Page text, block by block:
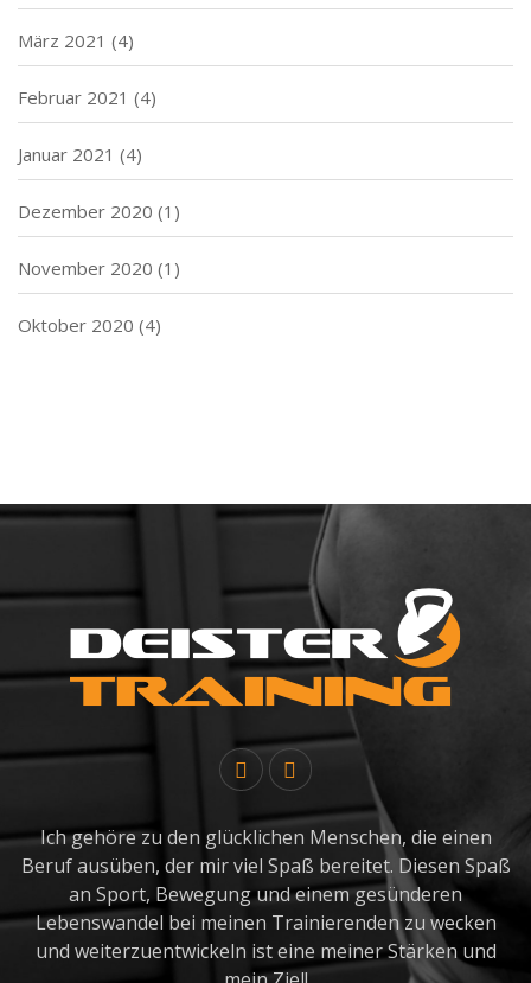
März 2021 (4)
Februar 2021 (4)
Januar 2021 (4)
Dezember 2020 (1)
November 2020 (1)
Oktober 2020 (4)
Ich gehöre zu den glücklichen Menschen, die einen
Beruf ausüben, der mir viel Spaß bereitet. Diesen Spaß
an Sport, Bewegung und einem gesünderen
Lebenswandel bei meinen Trainierenden zu wecken
und weiterzuentwickeln ist eine meiner Stärken und